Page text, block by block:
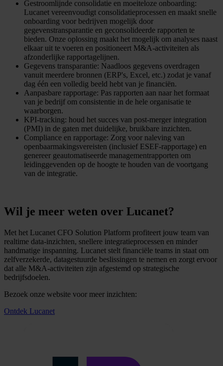
Gestroomlijnde consolidatie en moeiteloze onboarding:
Lucanet vereenvoudigt consolidatieprocessen en maakt snelle
onboarding voor bedrijven mogelijk door
gegevenstransparantie en geconsolideerde rapporten te
bieden. Onze oplossing maakt het mogelijk om analyses naast
elkaar uit te voeren en positioneert M&A-activiteiten als
afzonderlijke rapportagelijnen.
Gegevens transparantie: Naadloos gegevens overdragen
vanuit meerdere bronnen (ERP's, Excel, etc.) zodat je vanaf
dag één een volledig beeld hebt van je financiën.
Aanpasbare rapportage: Pas rapporten aan naar het formaat
van je bedrijf om consistentie in de hele organisatie te
waarborgen.
KPI-tracking: houd het succes van post-merger integration
(PMI) in de gaten met duidelijke, bruikbare inzichten.
Compliance en rapportage: Zorg voor naleving van
openbaarmakingsvereisten (inclusief ESEF-rapportage) en
genereer geautomatiseerde managementrapporten om
leidinggevenden op de hoogte te houden van de voortgang
van de integratie.
Wil je meer weten over Lucanet?
Met het Lucanet CFO Solution Platform profiteert jouw team van
realtime data-inzichten, snellere integratieprocessen en minder
handmatige inspanning. Lucanet stelt financiële teams in staat om
zelfverzekerde, datagestuurde beslissingen te nemen en zorgt ervoor
dat alle M&A-activiteiten zijn afgestemd op strategische
bedrijfsdoelen.
Bezoek onze website voor meer inzichten:
Ontdek Lucanet